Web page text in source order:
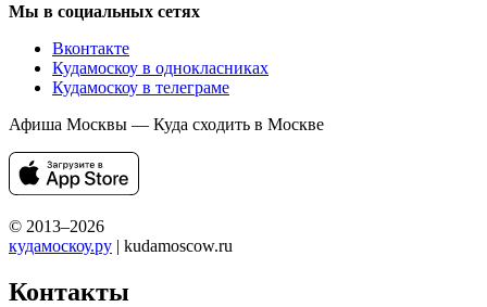
Мы в социальных сетях
Вконтакте
Кудамоскоу в однокласниках
Кудамоскоу в телеграме
Афиша Москвы — Куда сходить в Москве
© 2013–2026
кудамоскоу.ру | kudamoscow.ru
Контакты